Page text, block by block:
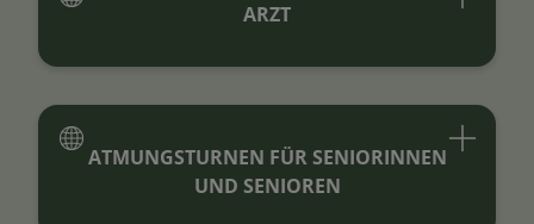
ARZT
ATMUNGSTURNEN FÜR SENIORINNEN
UND SENIOREN